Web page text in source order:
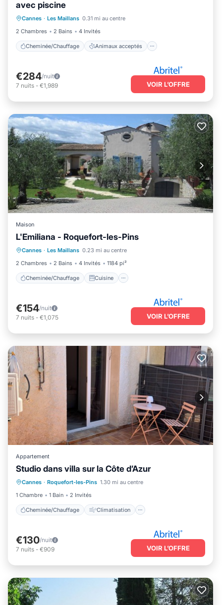
avec piscine
Cannes · Les Maillans 0.31 mi au centre
2 Chambres
2 Bains 4 Invités
Cheminée/Chauffage Animaux acceptés
Cheminée/Chauffage
Climatisation
Internet
€284/nuit
7 nuits - €1,989 VOIR L’OFFRE
Maison
L'Emiliana - Roquefort-les-Pins
Cannes · Les Maillans 0.23 mi au centre
2 Chambres
2 Bains 4 Invités 1184 pi²
Cheminée/Chauffage Cuisine
Cheminée/Chauffage
Cuisine
Parking
Internet
€154/nuit
7 nuits - €1,075 VOIR L’OFFRE
Appartement
Studio dans villa sur la Côte d’Azur
Cannes · Roquefort-les-Pins 1.30 mi au centre
1 Chambre
1 Bain 2 Invités
Cheminée/Chauffage Climatisation
Cheminée/Chauffage
Climatisation
Adapté aux enfants
Blanchisserie
€130/nuit
7 nuits - €909 VOIR L’OFFRE